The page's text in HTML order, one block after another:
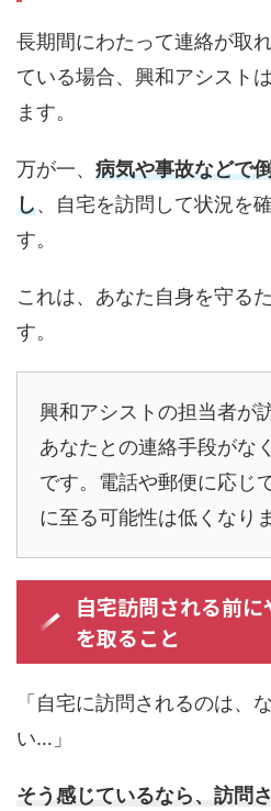
長期間にわたって連絡が取
ている場合、興和アシスト
ます。
万が一、 病気や事故などで
し、自宅を訪問して状況を
す。
これは、あなた自身を守る
す。
興和アシストの担当者が
あなたとの連絡手段がな
です。電話や郵便に応じ
に至る可能性は低くなり
自宅訪問される前
を取ること
「自宅に訪問されるのは、
い…」
そう感じているなら、訪問